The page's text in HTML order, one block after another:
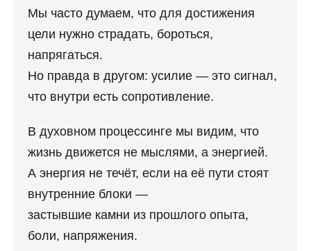
Мы часто думаем, что для достижения
цели нужно страдать, бороться,
напрягаться.
Но правда в другом: усилие — это сигнал,
что внутри есть сопротивление.
В духовном процессинге мы видим, что
жизнь движется не мыслями, а энергией.
А энергия не течёт, если на её пути стоят
внутренние блоки —
застывшие камни из прошлого опыта,
боли, напряжения.